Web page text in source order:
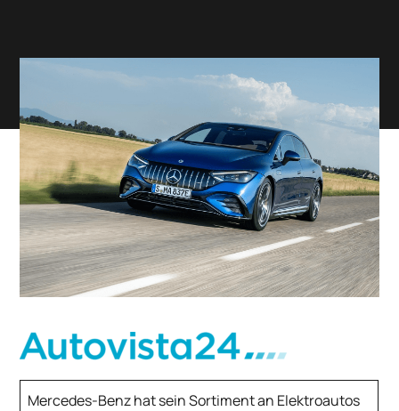
Mercedes-Benz hat sein Sortiment an Elektroautos